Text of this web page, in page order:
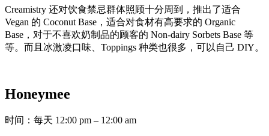
Creamistry 还对饮食禁忌群体照顾十分周到，推出了适合
Vegan 的 Coconut Base，适合对食材有高要求的 Organic
Base，对于不喜欢奶制品的顾客的 Non-dairy Sorbets Base 等
等。而且冰激凌口味、Toppings 种类也很多，可以自己 DIY。
Honeymee
时间：每天 12:00 pm – 12:00 am